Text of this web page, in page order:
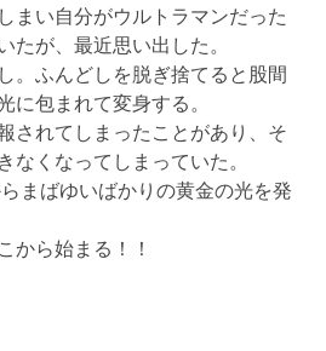
まい自分がウルトラマンだった
たが、最近思い出した。
。ふんどしを脱ぎ捨てると股間
に包まれて変身する。
されてしまったことがあり、そ
なくなってしまっていた。
まばゆいばかりの黄金の光を発
から始まる！！